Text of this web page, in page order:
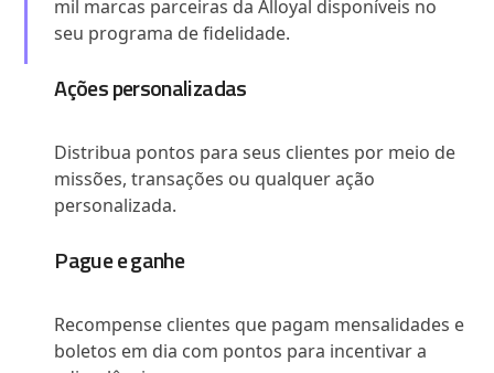
mil marcas parceiras da Alloyal disponíveis no
seu programa de fidelidade.
Ações personalizadas
Distribua pontos para seus clientes por meio de
missões, transações ou qualquer ação
personalizada.
Pague e ganhe
Recompense clientes que pagam mensalidades e
boletos em dia com pontos para incentivar a